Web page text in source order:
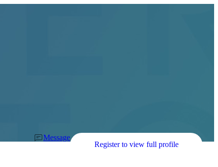
Message
Register to view full profile